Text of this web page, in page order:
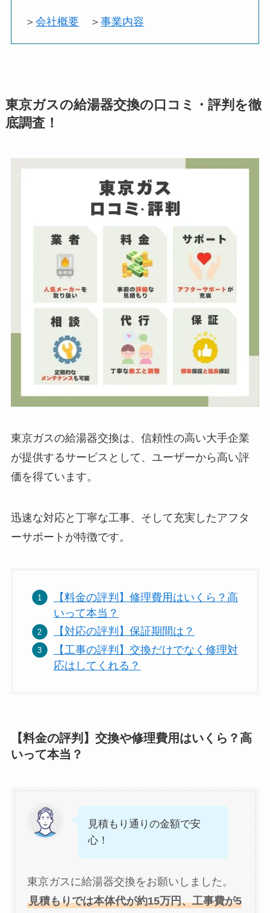
＞会社概要 ＞事業内容
東京ガスの給湯器交換の口コミ・評判を徹
底調査！
東京ガスの給湯器交換は、信頼性の高い大手企業
が提供するサービスとして、ユーザーから高い評
価を得ています。
迅速な対応と丁寧な工事、そして充実したアフタ
ーサポートが特徴です。
【料金の評判】修理費用はいくら？高
いって本当？
【対応の評判】保証期間は？
【工事の評判】交換だけでなく修理対
応はしてくれる？
【料金の評判】交換や修理費用はいくら？高
いって本当？
見積もり通りの金額で安
心！
東京ガスに給湯器交換をお願いしました。
見積もりでは本体代が約15万円、工事費が5